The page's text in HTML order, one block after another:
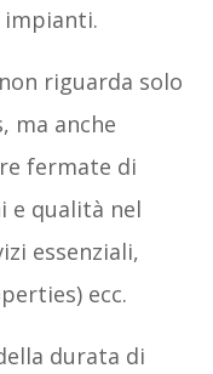
impianti.
riguarda solo
ma anche
fermate di
e qualità nel
essenziali,
ecc.
durata di